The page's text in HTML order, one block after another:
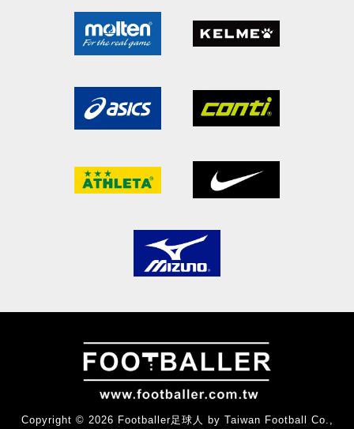
Copyright © 2026 Footballer足球人 by Taiwan Football Co.,